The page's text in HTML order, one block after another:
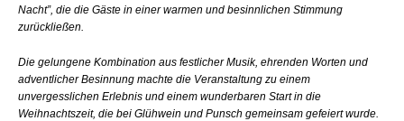
Nacht”, die die Gäste in einer warmen und besinnlichen Stimmung
zurückließen.
Die gelungene Kombination aus festlicher Musik, ehrenden Worten und
adventlicher Besinnung machte die Veranstaltung zu einem
unvergesslichen Erlebnis und einem wunderbaren Start in die
Weihnachtszeit, die bei Glühwein und Punsch gemeinsam gefeiert wurde.